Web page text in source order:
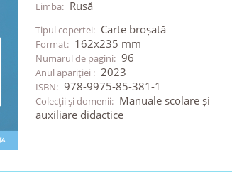
Limba: Rusă
Tipul copertei: Carte broșată
Format: 162x235 mm
Numarul de pagini: 96
Anul apariţiei : 2023
ISBN: 978-9975-85-381-1
Colecţii şi domenii: Manuale scolare și
auxiliare didactice